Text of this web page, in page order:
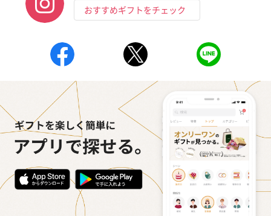
おすすめギフトをチェック